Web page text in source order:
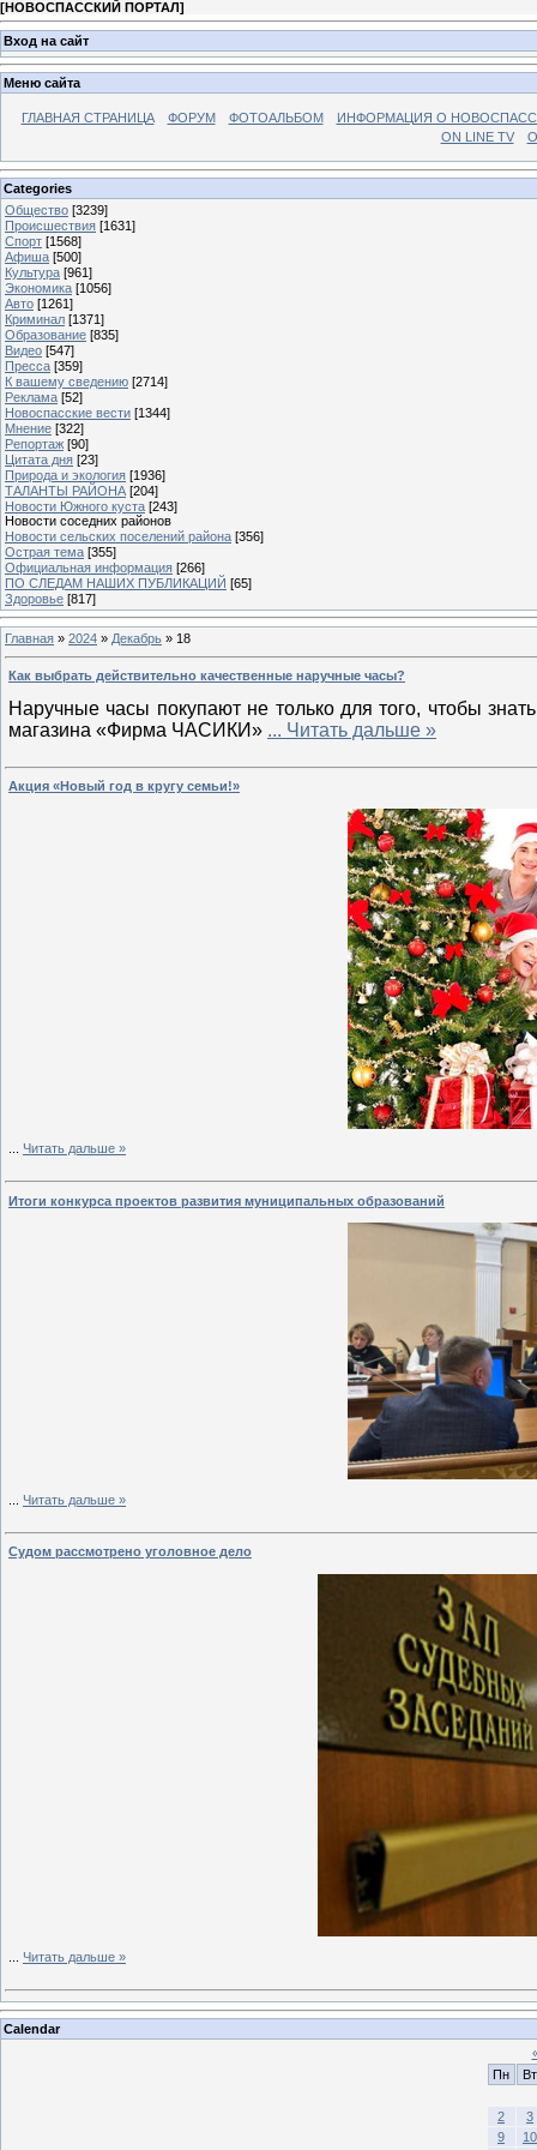
[НОВОСПАССКИЙ ПОРТАЛ]
Вход на сайт
Меню сайта
ГЛАВНАЯ СТРАНИЦА ФОРУМ ФОТОАЛЬБОМ
ИНФОРМАЦИЯ О
ON LINE TV
Categories
Общество [3239]
Происшествия [1631]
Спорт [1568]
Афиша [500]
Культура [961]
Экономика [1056]
Авто [1261]
Криминал [1371]
Образование [835]
Видео [547]
Пресса [359]
К вашему сведению [2714]
Реклама [52]
Новоспасские вести [1344]
Мнение [322]
Репортаж [90]
Цитата дня [23]
Природа и экология [1936]
ТАЛАНТЫ РАЙОНА [204]
Новости Южного куста [243]
Новости соседних районов
Новости сельских поселений района [356]
Острая тема [355]
Официальная информация [266]
ПО СЛЕДАМ НАШИХ ПУБЛИКАЦИЙ [65]
Здоровье [817]
Главная » 2024 » Декабрь » 18
Как выбрать действительно качественные наручные часы?
Наручные часы покупают не только для того, чтобы
магазина «Фирма ЧАСИКИ» ... Читать дальше »
Акция «Новый год в кругу семьи!»
Читать дальше »
Итоги конкурса проектов развития муниципальных образований
Читать дальше »
Судом рассмотрено уголовное дело
Читать дальше »
Calendar
Пн
Вт
2
3
9
10